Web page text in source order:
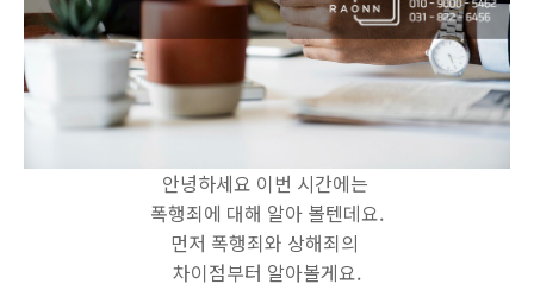
안녕하세요 이번 시간에는
폭행죄에 대해 알아 볼텐데요.
먼저 폭행죄와 상해죄의
차이점부터 알아볼게요.